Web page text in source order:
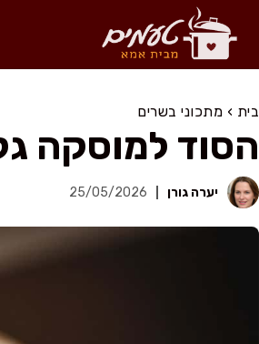
בית › מתכוני בשרים
הסוד למוסקה
יערה גורן 25/05/2026